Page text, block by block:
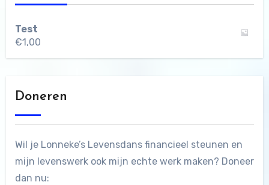
Test
€1,00
Doneren
Wil je Lonneke’s Levensdans financieel steunen en
mijn levenswerk ook mijn echte werk maken? Doneer
dan nu: